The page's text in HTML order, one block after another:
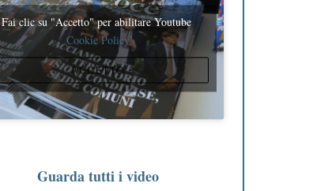
Fai clic su "Accetto" per abilitare Youtube
Cookie Policy
ACCETTO
Guarda tutti i video